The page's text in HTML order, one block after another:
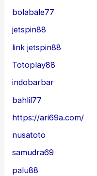
bolabale77
jetspin88
link jetspin88
Totoplay88
indobarbar
bahlil77
https://ari69a.com/
nusatoto
samudra69
palu88